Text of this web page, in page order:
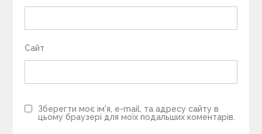
Сайт
Зберегти моє ім'я, e-mail, та адресу сайту в
цьому браузері для моїх подальших коментарів.